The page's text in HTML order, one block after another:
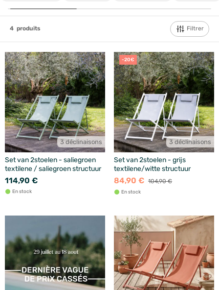
4 produits Filtrer
3 déclinaisons
Set van 2stoelen - saliegroen
textilene / saliegroen structuur
114,90 €
En stock
-20€
3 déclinaisons
Set van 2stoelen - grijs
textilene/witte structuur
84,90 € 104,90 €
En stock